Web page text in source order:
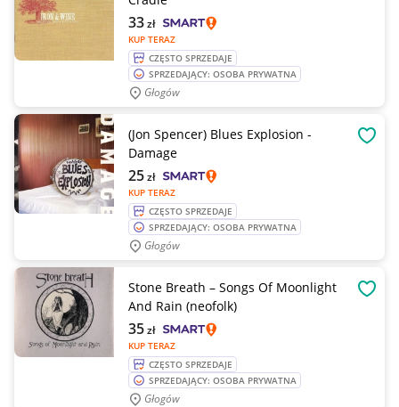
KUP TERAZ
33zł
CZĘSTO SPRZEDAJE
SPRZEDAJĄCY: OSOBA PRYWATNA
Głogów
(Jon Spencer) Blues Explosion -
Damage
KUP TERAZ
25zł
CZĘSTO SPRZEDAJE
SPRZEDAJĄCY: OSOBA PRYWATNA
Głogów
Stone Breath – Songs Of Moonlight
And Rain (neofolk)
KUP TERAZ
35zł
CZĘSTO SPRZEDAJE
SPRZEDAJĄCY: OSOBA PRYWATNA
Głogów